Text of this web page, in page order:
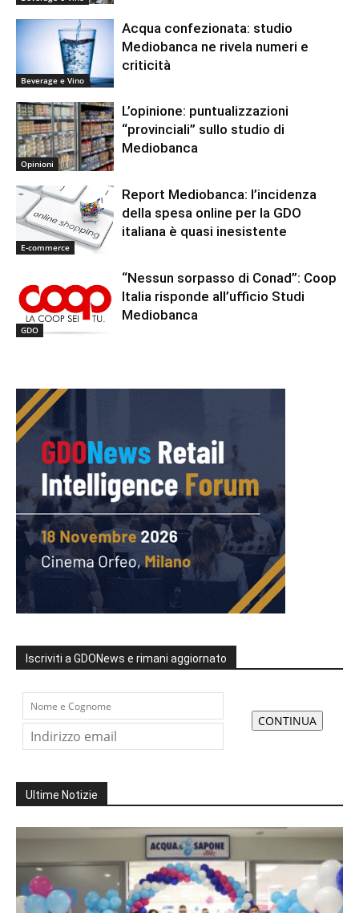
Beverage e Vino
Acqua confezionata: studio
Mediobanca ne rivela numeri e
criticità
Opinioni
L’opinione: puntualizzazioni
“provinciali” sullo studio di
Mediobanca
E-commerce
Report Mediobanca: l’incidenza
della spesa online per la GDO
italiana è quasi inesistente
GDO
“Nessun sorpasso di Conad”: Coop
Italia risponde all’ufficio Studi
Mediobanca
Iscriviti a GDONews e rimani aggiornato
Ultime Notizie